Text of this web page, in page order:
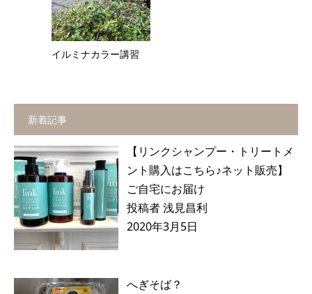
イルミナカラー講習
新着記事
【リンクシャンプー・トリートメ
ント購入はこちら♪ネット販売】
ご自宅にお届け
投稿者 浅見昌利
2020年3月5日
へぎそば？